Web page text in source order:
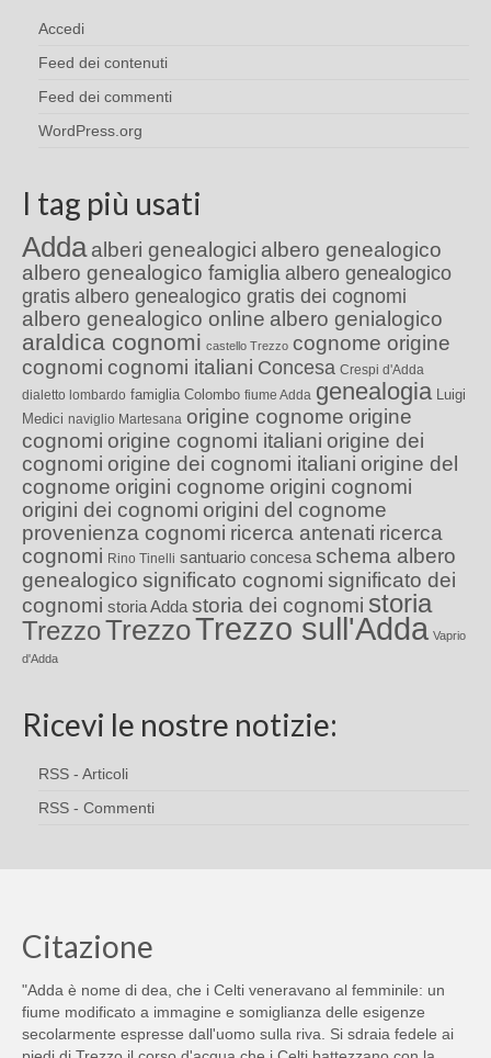
Accedi
Feed dei contenuti
Feed dei commenti
WordPress.org
I tag più usati
Adda alberi genealogici albero genealogico
albero genealogico famiglia albero genealogico
gratis albero genealogico gratis dei cognomi
albero genealogico online albero genialogico
araldica cognomi castello Trezzo cognome origine
cognomi cognomi italiani Concesa Crespi d'Adda
dialetto lombardo famiglia Colombo fiume Adda genealogia Luigi
Medici naviglio Martesana origine cognome origine
cognomi origine cognomi italiani origine dei
cognomi origine dei cognomi italiani origine del
cognome origini cognome origini cognomi
origini dei cognomi origini del cognome
provenienza cognomi ricerca antenati ricerca
cognomi Rino Tinelli santuario concesa schema albero
genealogico significato cognomi significato dei
cognomi storia Adda storia dei cognomi storia
TrezzoTrezzoTrezzo sull'Adda Vaprio
d'Adda
Ricevi le nostre notizie:
RSS - Articoli
RSS - Commenti
Citazione
"Adda è nome di dea, che i Celti veneravano al femminile: un
fiume modificato a immagine e somiglianza delle esigenze
secolarmente espresse dall'uomo sulla riva. Si sdraia fedele ai